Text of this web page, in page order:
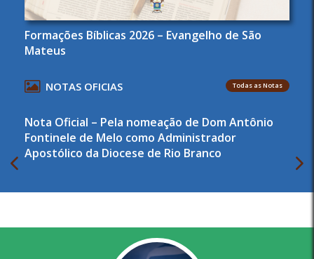
Formações Bíblicas 2026 – Evangelho de São
Mateus
NOTAS OFICIAS Todas as Notas
Nota Oficial – Pela nomeação de Dom Antônio
Fontinele de Melo como Administrador
Apostólico da Diocese de Rio Branco